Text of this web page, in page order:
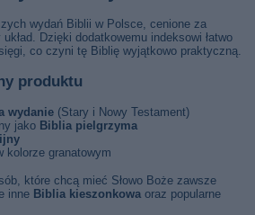
wydań Biblii w Polsce, cenione za
Dzięki dodatkowemu indeksowi łatwo
co czyni tę Biblię wyjątkowo praktyczną.
produktu
wydanie (Stary i Nowy Testament)
jako Biblia pielgrzyma
kolorze granatowym
które chcą mieć Słowo Boże zawsze
inne Biblia kieszonkowa oraz popularne